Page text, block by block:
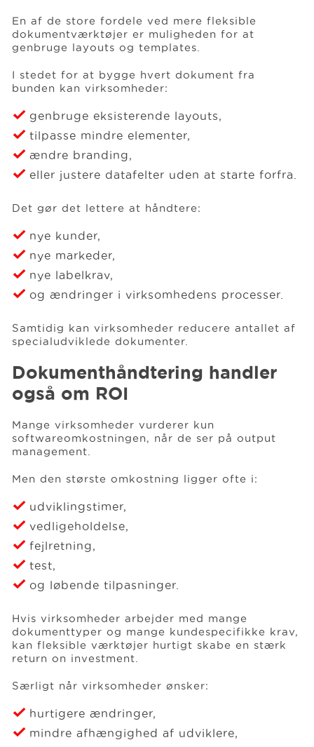
En af de store fordele ved mere fleksible
dokumentværktøjer er muligheden for at
genbruge layouts og templates.
I stedet for at bygge hvert dokument fra
bunden kan virksomheder:
genbruge eksisterende layouts,
tilpasse mindre elementer,
ændre branding,
eller justere datafelter uden at starte forfra.
Det gør det lettere at håndtere:
nye kunder,
nye markeder,
nye labelkrav,
og ændringer i virksomhedens processer.
Samtidig kan virksomheder reducere antallet af
specialudviklede dokumenter.
Dokumenthåndtering handler
også om ROI
Mange virksomheder vurderer kun
softwareomkostningen, når de ser på output
management.
Men den største omkostning ligger ofte i:
udviklingstimer,
vedligeholdelse,
fejlretning,
test,
og løbende tilpasninger.
Hvis virksomheder arbejder med mange
dokumenttyper og mange kundespecifikke krav,
kan fleksible værktøjer hurtigt skabe en stærk
return on investment.
Særligt når virksomheder ønsker:
hurtigere ændringer,
mindre afhængighed af udviklere,